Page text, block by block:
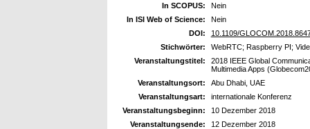
In SCOPUS:
Nein
In ISI Web of Science:
Nein
DOI:
10.1109/
Stichwörter:
WebRTC; Raspberry PI;
Veranstaltungstitel:
2018 IEEE Global
Multimedia Apps
Veranstaltungsort:
Abu Dhabi, UAE
Veranstaltungsart:
internationale Konferenz
Veranstaltungsbeginn:
10 Dezember 2018
Veranstaltungsende:
12 Dezember 2018